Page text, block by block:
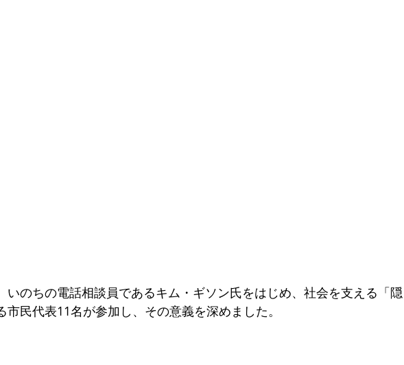
いのちの電話相談員であるキム・ギソン氏をはじめ、社会を支える「隠
民代表11名が参加し、その意義を深めました。